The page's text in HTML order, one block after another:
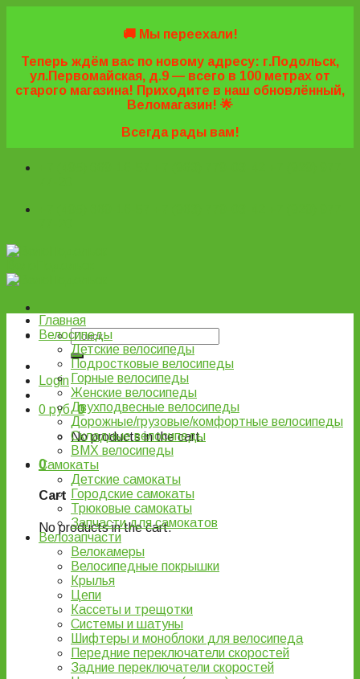
🚚 Мы переехали!
Теперь ждём вас по новому адресу: г.Подольск,
ул.Первомайская, д.9 — всего в 100 метрах от
старого магазина! Приходите в наш обновлённый,
Веломагазин! 🌟
Всегда рады вам!
Login
0 руб. 0
No products in the cart.
0
Cart
No products in the cart.
Главная
Велосипеды
Детские велосипеды
Подростковые велосипеды
Горные велосипеды
Женские велосипеды
Двухподвесные велосипеды
Дорожные/грузовые/комфортные велосипеды
Складные велосипеды
BMX велосипеды
Самокаты
Детские самокаты
Городские самокаты
Трюковые самокаты
Запчасти для самокатов
Велозапчасти
Велокамеры
Велосипедные покрышки
Крылья
Цепи
Кассеты и трещотки
Системы и шатуны
Шифтеры и моноблоки для велосипеда
Передние переключатели скоростей
Задние переключатели скоростей